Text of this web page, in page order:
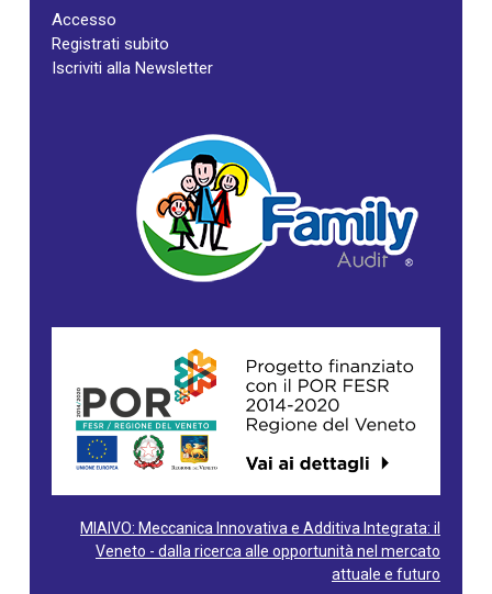
Accesso
Registrati subito
Iscriviti alla Newsletter
MIAIVO: Meccanica Innovativa e Additiva Integrata: il
Veneto - dalla ricerca alle opportunità nel mercato
attuale e futuro